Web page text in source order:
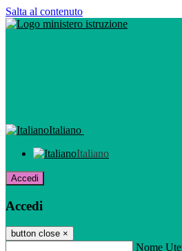
Salta al contenuto
Italiano
Italiano
Accedi
Accedi
button close ×
Nome